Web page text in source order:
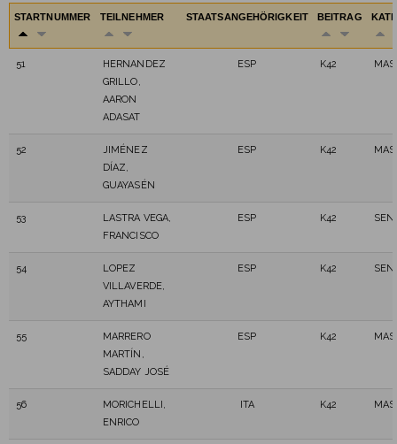
STARTNUMMER TEILNEHMER STAATSANGEHÖRIGKEIT BEITRAG
51
HERNANDEZ
GRILLO,
AARON
ADASAT
ESP K42
52
JIMÉNEZ
DÍAZ,
GUAYASÉN
ESP K42
53
LASTRA VEGA,
FRANCISCO
ESP K42
54
LOPEZ
VILLAVERDE,
AYTHAMI
ESP K42
55
MARRERO
MARTÍN,
SADDAY JOSÉ
ESP K42
56
MORICHELLI,
ENRICO
ITA K42